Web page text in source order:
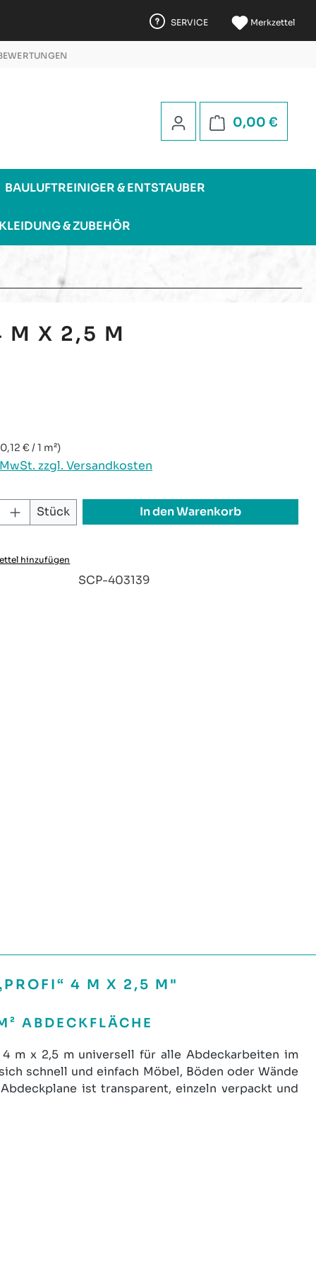
SERVICE Merkzettel
0,00 €
BAULUFTREINIGER & ENTSTAUBER
& ZUBEHÖR
M X 2,5 M
€ / 1 m²)
zzgl. Versandkosten
Gib den gewünschten Wert
Stück In den Warenkorb
hinzufügen
SCP-403139
4 M X 2,5 M"
ABDECKFLÄCHE
m x 2,5 m universell für alle Abdeckarbeiten im
schnell und einfach Möbel, Böden oder Wände
ist transparent, einzeln verpackt und